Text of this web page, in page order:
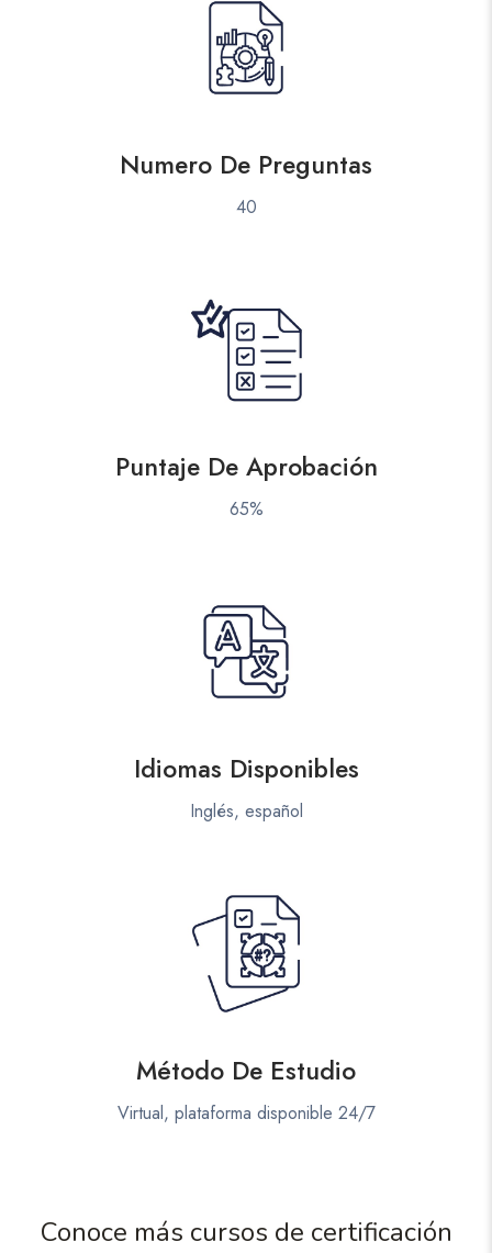
Numero De Preguntas
40
Puntaje De Aprobación
65%
Idiomas Disponibles
Inglés, español
Método De Estudio
Virtual, plataforma disponible 24/7
Conoce más cursos de certificación